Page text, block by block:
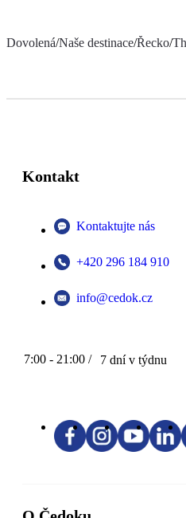
Dovolená/Naše destinace/Řecko/
Kontakt
Kontaktujte nás
+420 296 184 910
info@cedok.cz
7:00 - 21:00 / 7 dní v týdnu